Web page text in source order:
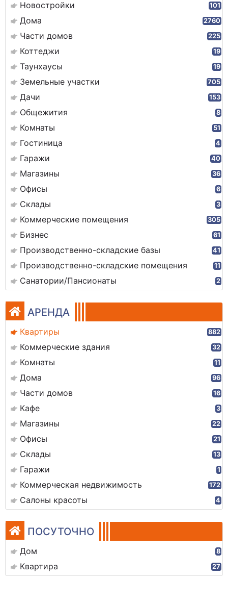
Новостройки 101
Дома 2760
Части домов 225
Коттеджи 19
Таунхаусы 19
Земельные участки 705
Дачи 153
Общежития 8
Комнаты 51
Гостиница 4
Гаражи 40
Магазины 36
Офисы 6
Склады 3
Коммерческие помещения 305
Бизнес 61
Производственно-складские базы 41
Производственно-складские помещения 11
Санатории/Пансионаты 2
АРЕНДА
Квартиры 882
Коммерческие здания 32
Комнаты 11
Дома 96
Части домов 16
Кафе 3
Магазины 22
Офисы 21
Склады 13
Гаражи 1
Коммерческая недвижимость 172
Салоны красоты 4
ПОСУТОЧНО
Дом 8
Квартира 27